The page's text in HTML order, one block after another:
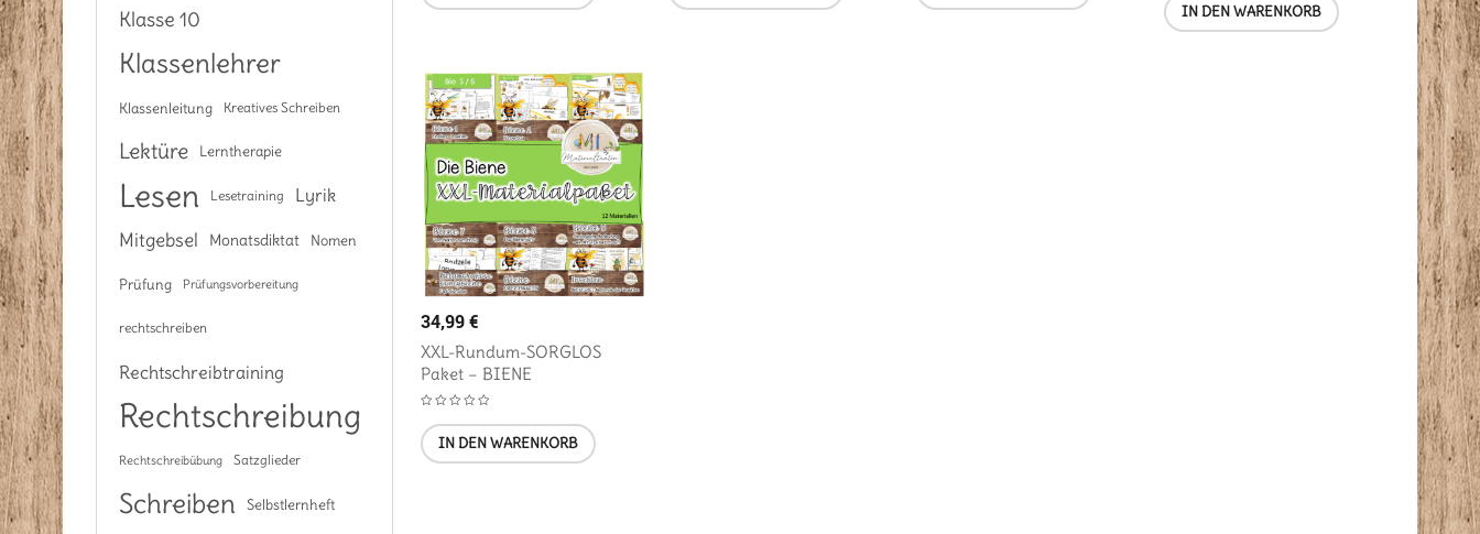
Klasse 10
Klassenlehrer
Klassenleitung Kreatives Schreiben
Lektüre Lerntherapie
Lesen Lesetraining Lyrik
Mitgebsel Monatsdiktat Nomen
Prüfung Prüfungsvorbereitung
rechtschreiben
Rechtschreibtraining
Rechtschreibung
Rechtschreibübung Satzglieder
Schreiben Selbstlernheft
IN DEN WARENKORB
34,99€
XXL-Rundum-SORGLOS
Paket – BIENE
IN DEN WARENKORB